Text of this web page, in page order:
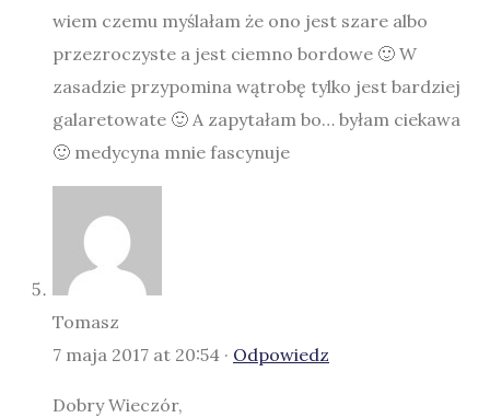
wiem czemu myślałam że ono jest szare albo
przezroczyste a jest ciemno bordowe 🙂 W
zasadzie przypomina wątrobę tylko jest bardziej
galaretowate 🙂 A zapytałam bo… byłam ciekawa
🙂 medycyna mnie fascynuje
Tomasz
7 maja 2017 at 20:54 · Odpowiedz
Dobry Wieczór,